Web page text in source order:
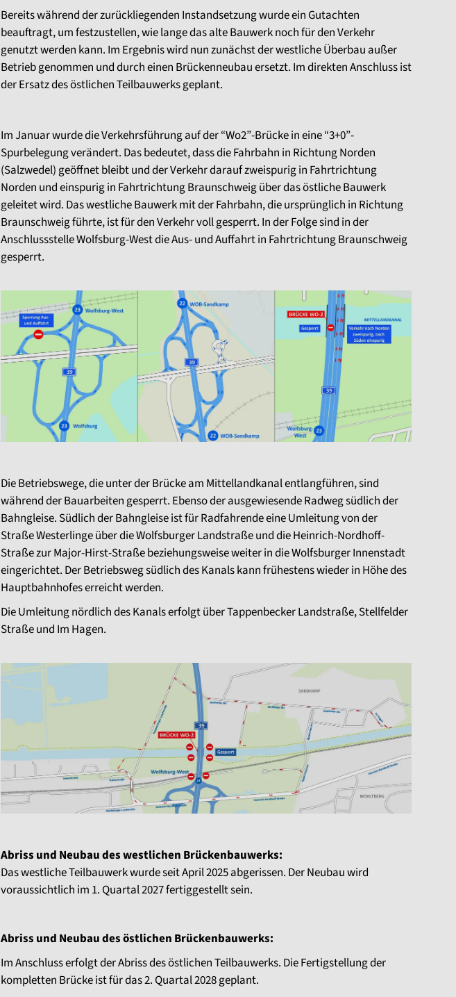
Bereits während der zurückliegenden Instandsetzung wurde ein Gutachten
beauftragt, um festzustellen, wie lange das alte Bauwerk noch für den Verkehr
genutzt werden kann. Im Ergebnis wird nun zunächst der westliche Überbau außer
Betrieb genommen und durch einen Brückenneubau ersetzt. Im direkten Anschluss ist
der Ersatz des östlichen Teilbauwerks geplant.
Im Januar wurde die Verkehrsführung auf der “Wo2”-Brücke in eine “3+0”-
Spurbelegung verändert. Das bedeutet, dass die Fahrbahn in Richtung Norden
(Salzwedel) geöffnet bleibt und der Verkehr darauf zweispurig in Fahrtrichtung
Norden und einspurig in Fahrtrichtung Braunschweig über das östliche Bauwerk
geleitet wird. Das westliche Bauwerk mit der Fahrbahn, die ursprünglich in Richtung
Braunschweig führte, ist für den Verkehr voll gesperrt. In der Folge sind in der
Anschlussstelle Wolfsburg-West die Aus- und Auffahrt in Fahrtrichtung Braunschweig
gesperrt.
Die Betriebswege, die unter der Brücke am Mittellandkanal entlangführen, sind
während der Bauarbeiten gesperrt. Ebenso der ausgewiesende Radweg südlich der
Bahngleise. Südlich der Bahngleise ist für Radfahrende eine Umleitung von der
Straße Westerlinge über die Wolfsburger Landstraße und die Heinrich-Nordhoff-
Straße zur Major-Hirst-Straße beziehungsweise weiter in die Wolfsburger Innenstadt
eingerichtet. Der Betriebsweg südlich des Kanals kann frühestens wieder in Höhe des
Hauptbahnhofes erreicht werden.
Die Umleitung nördlich des Kanals erfolgt über Tappenbecker Landstraße, Stellfelder
Straße und Im Hagen.
Abriss und Neubau des westlichen Brückenbauwerks:
Das westliche Teilbauwerk wurde seit April 2025 abgerissen. Der Neubau wird
voraussichtlich im 1. Quartal 2027 fertiggestellt sein.
Abriss und Neubau des östlichen Brückenbauwerks:
Im Anschluss erfolgt der Abriss des östlichen Teilbauwerks. Die Fertigstellung der
kompletten Brücke ist für das 2. Quartal 2028 geplant.